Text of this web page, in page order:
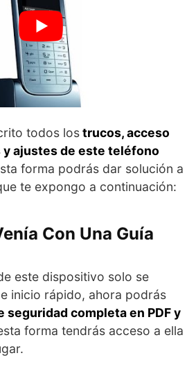
todos lostrucos, acceso
ajustes de este teléfono
forma podrás dar solución a
te expongo a continuación:
Con Una Guía
este dispositivo solo se
inicio rápido, ahora podrás
seguridad completa en PDF y
forma tendrás acceso a ella